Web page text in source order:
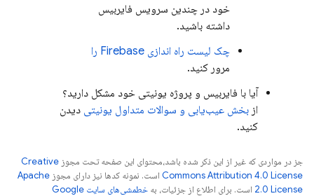
خود در چندین سرویس فایربیس
داشته باشید.
چک لیست راه اندازی Firebase را
مرور کنید.
آیا با فایربیس و پروژه یونیتی خود مشکل دارید؟
از بخش عیب‌یابی و سوالات متداول یونیتی دیدن
کنید.
جز در مواردی که غیر از این ذکر شده باشد،‌محتوای این صفحه تحت مجوز Creative
Commons Attribution 4.0 License است. نمونه کدها نیز دارای مجوز Apache
2.0 License است. برای اطلاع از جزئیات، به
خطمشی‌های سایت Google